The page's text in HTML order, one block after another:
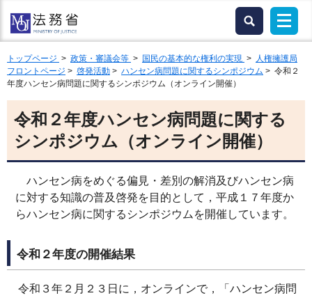
トップページ > 政策・審議会等 > 国民の基本的な権利の実現 > 人権擁護局
フロントページ > 啓発活動 > ハンセン病問題に関するシンポジウム > 令和２
年度ハンセン病問題に関するシンポジウム（オンライン開催）
令和２年度ハンセン病問題に関する
シンポジウム（オンライン開催）
ハンセン病をめぐる偏見・差別の解消及びハンセン病
に対する知識の普及啓発を目的として，平成１７年度か
らハンセン病に関するシンポジウムを開催しています。
令和２年度の開催結果
令和３年２月２３日に，オンラインで，「ハンセン病問